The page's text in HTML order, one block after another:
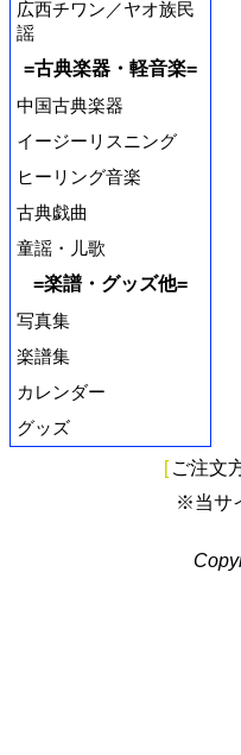
広西チワン／ヤオ族民
謡
=古典楽器・軽音楽=
中国古典楽器
イージーリスニング
ヒーリング音楽
古典戯曲
童謡・儿歌
=楽譜・グッズ他=
写真集
楽譜集
カレンダー
グッズ
[ ご注文
※当サ